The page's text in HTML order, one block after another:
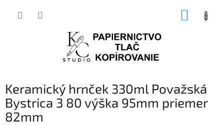
Keramický hrnček 330ml Považská
Bystrica 3 80 výška 95mm priemer
82mm